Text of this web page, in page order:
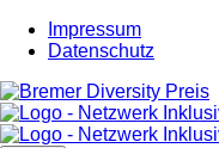
Impressum
Datenschutz